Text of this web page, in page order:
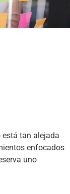
tan alejada
enfocados
uno